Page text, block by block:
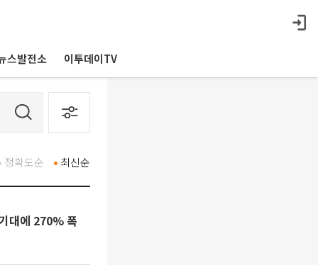
스발전소 이투데이TV
최신순
정확도순
대에 270% 폭